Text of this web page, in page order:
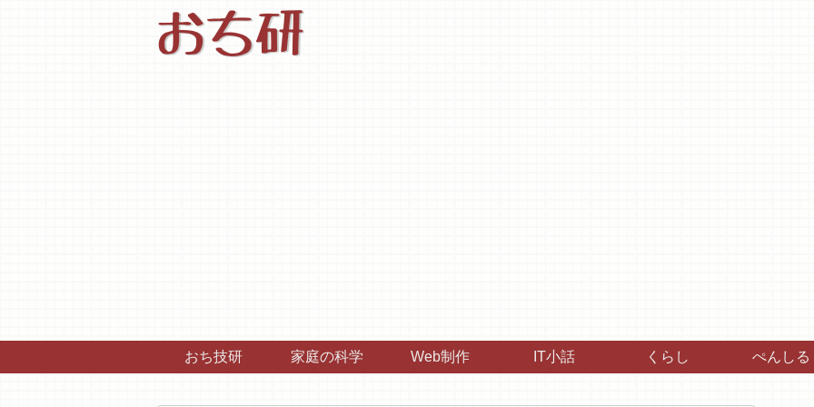
おち研
おち技研 家庭の科学 Web制作 IT小話 くらし ぺんしる